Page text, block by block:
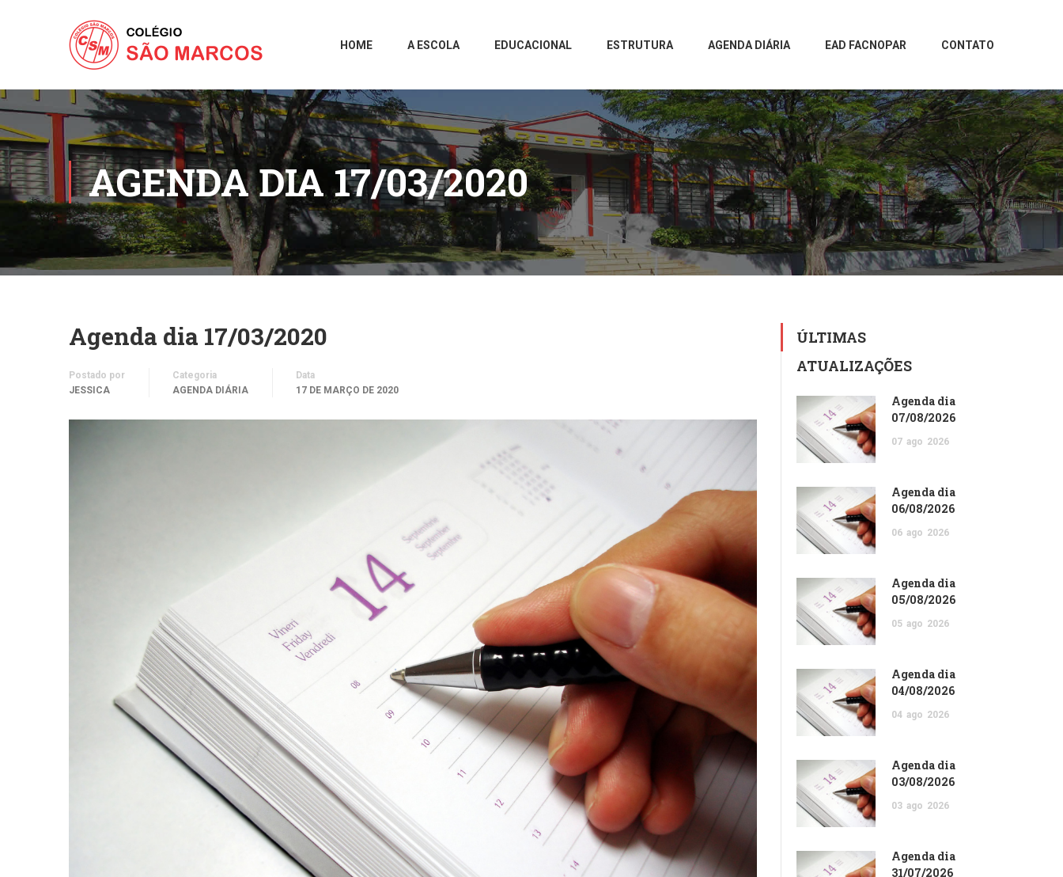
HOME A ESCOLA EDUCACIONAL ESTRUTURA AGENDA DIÁRIA EAD FACNOPAR CONTATO
AGENDA DIA 17/03/2020
Agenda dia 17/03/2020
Postado por
JESSICA
Categoria
AGENDA DIÁRIA
Data
17 DE MARÇO DE 2020
ÚLTIMAS
ATUALIZAÇÕES
Agenda dia
07/08/2026
07 ago 2026
Agenda dia
06/08/2026
06 ago 2026
Agenda dia
05/08/2026
05 ago 2026
Agenda dia
04/08/2026
04 ago 2026
Agenda dia
03/08/2026
03 ago 2026
Agenda dia
31/07/2026